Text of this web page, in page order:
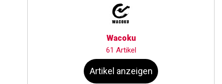
Wacoku
61 Artikel
Artikel anzeigen